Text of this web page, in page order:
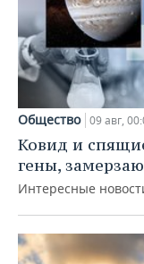
Общество 09 авг,
Ковид и
гены,
Интересные